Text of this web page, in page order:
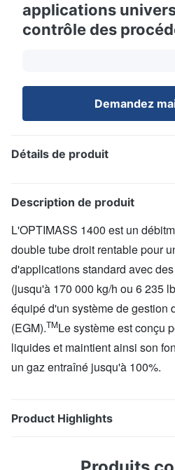
applications
contrôle des
Demandez
Détails de produit
Description de produit
L'OPTIMASS 1400 est un
double tube droit rentable pour
d'applications standard avec
(jusqu'à 170 000 kg/h ou 6 235
équipé d'un système de gestion
(EGM).TMLe système est conçu
liquides et maintient ainsi son
un gaz entraîné jusqu'à 100%.
Product Highlights
à double tube droit rentable